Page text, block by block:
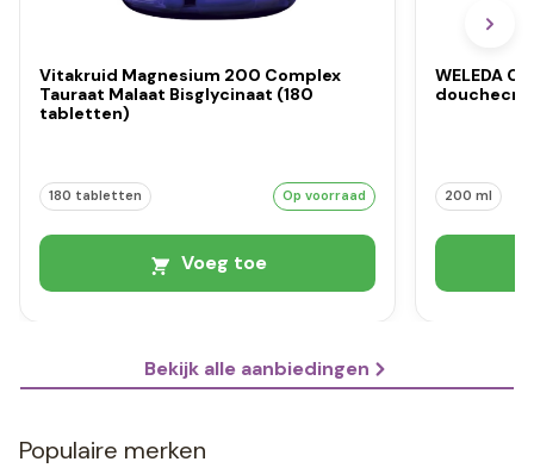
Vitakruid Magnesium 200 Complex
Tauraat Malaat Bisglycinaat (180
tabletten)
180 tabletten Op voorraad
Voeg toe
WELEDA
200 ml
Bekijk alle aanbiedingen
Populaire merken